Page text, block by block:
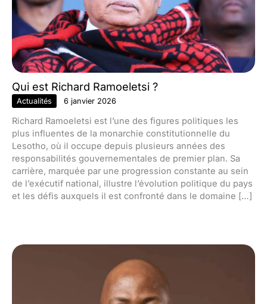
Qui est Richard Ramoeletsi ?
Actualités 6 janvier 2026
Richard Ramoeletsi est l’une des figures politiques les
plus influentes de la monarchie constitutionnelle du
Lesotho, où il occupe depuis plusieurs années des
responsabilités gouvernementales de premier plan. Sa
carrière, marquée par une progression constante au sein
de l’exécutif national, illustre l’évolution politique du pays
et les défis auxquels il est confronté dans le domaine […]